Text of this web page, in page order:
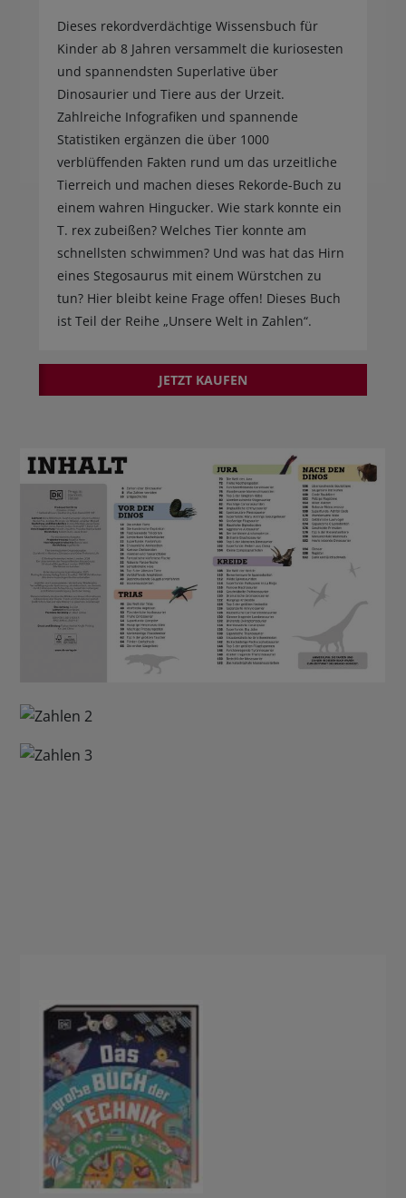
Dieses rekordverdächtige Wissensbuch für
Kinder ab 8 Jahren versammelt die kuriosesten
und spannendsten Superlative über
Dinosaurier und Tiere aus der Urzeit.
Zahlreiche Infografiken und spannende
Statistiken ergänzen die über 1000
verblüffenden Fakten rund um das urzeitliche
Tierreich und machen dieses Rekorde-Buch zu
einem wahren Hingucker. Wie stark konnte ein
T. rex zubeißen? Welches Tier konnte am
schnellsten schwimmen? Und was hat das Hirn
eines Stegosaurus mit einem Würstchen zu
tun? Hier bleibt keine Frage offen! Dieses Buch
ist Teil der Reihe „Unsere Welt in Zahlen“.
JETZT KAUFEN